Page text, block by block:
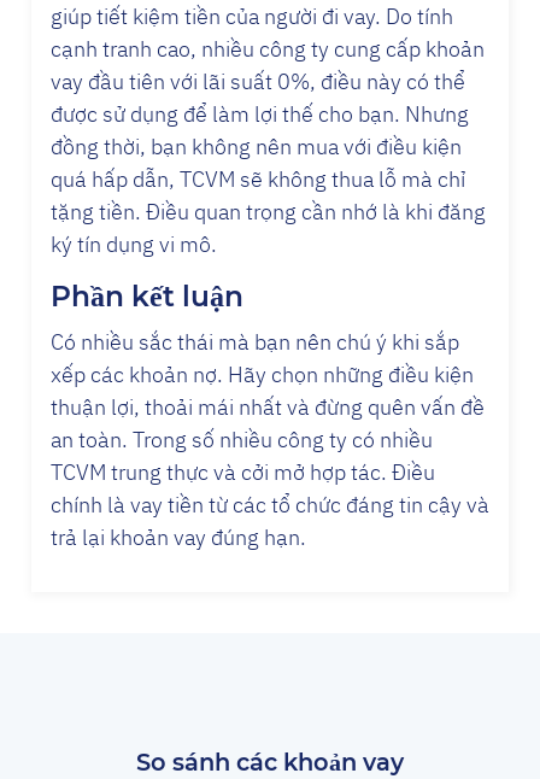
giúp tiết kiệm tiền của người đi vay. Do tính
cạnh tranh cao, nhiều công ty cung cấp khoản
vay đầu tiên với lãi suất 0%, điều này có thể
được sử dụng để làm lợi thế cho bạn. Nhưng
đồng thời, bạn không nên mua với điều kiện
quá hấp dẫn, TCVM sẽ không thua lỗ mà chỉ
tặng tiền. Điều quan trọng cần nhớ là khi đăng
ký tín dụng vi mô.
Phần kết luận
Có nhiều sắc thái mà bạn nên chú ý khi sắp
xếp các khoản nợ. Hãy chọn những điều kiện
thuận lợi, thoải mái nhất và đừng quên vấn đề
an toàn. Trong số nhiều công ty có nhiều
TCVM trung thực và cởi mở hợp tác. Điều
chính là vay tiền từ các tổ chức đáng tin cậy và
trả lại khoản vay đúng hạn.
So sánh các khoản vay